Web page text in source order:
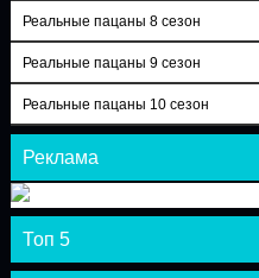
Реальные пацаны 8 сезон
Реальные пацаны 9 сезон
Реальные пацаны 10 сезон
Реклама
Топ 5